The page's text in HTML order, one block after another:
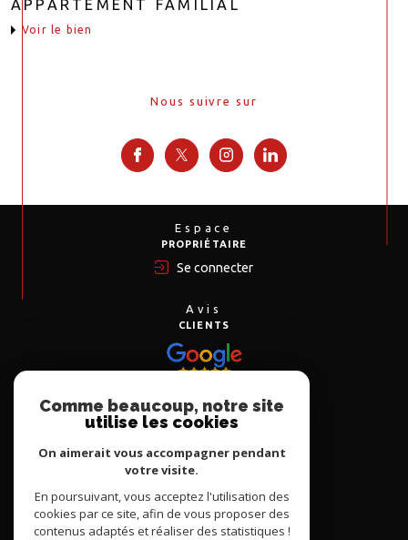
APPARTEMENT FAMILIAL
voir le bien
Nous suivre sur
Espace
PROPRIÉTAIRE
Se connecter
Avis
CLIENTS
Nous
ADHÉRONS
Comme beaucoup, notre site
utilise les cookies
On aimerait vous accompagner pendant
votre visite.
En poursuivant, vous acceptez l'utilisation des
cookies par ce site, afin de vous proposer des
contenus adaptés et réaliser des statistiques !